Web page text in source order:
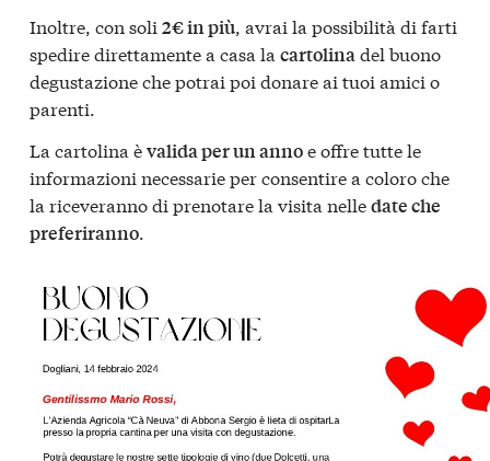
Inoltre, con soli 2€ in più, avrai la possibilità di farti
spedire direttamente a casa la cartolinadel buono
degustazione che potrai poi donare ai tuoi amici o
parenti.
La cartolina èvalida per un annoe offre tutte le
informazioni necessarie per consentire a coloro che
la riceveranno di prenotare la visita nelledate che
preferiranno.